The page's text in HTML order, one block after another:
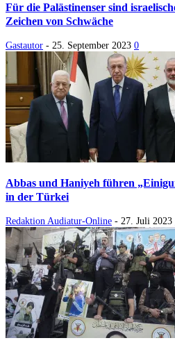
Für die Palästinenser sind
Zeichen von Schwäche
Gastautor - 25. September 2023 0
Abbas und Haniyeh führen
in der Türkei
Redaktion Audiatur-Online - 27. Juli 2023